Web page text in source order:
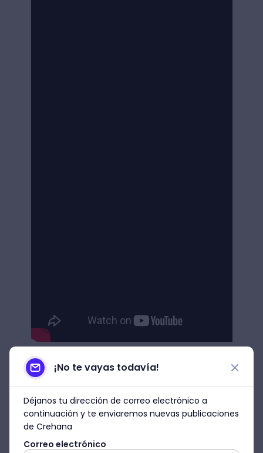
¡No te vayas todavía!
Déjanos tu dirección de correo electrónico a
continuación y te enviaremos nuevas publicaciones
de Crehana
Correo electrónico